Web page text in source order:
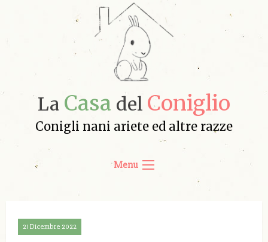
La Casa del Coniglio
Conigli nani ariete ed altre razze
Menu
21 Dicembre 2022